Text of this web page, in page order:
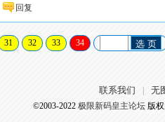
回复
31 32 33 34 选 页
联系我们 无
©2003-2022 极限新码皇主论坛版权